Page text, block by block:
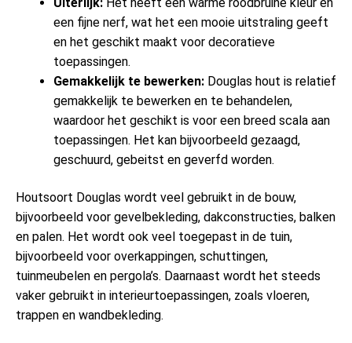
Uiterlijk: Het heeft een warme roodbruine kleur en
een fijne nerf, wat het een mooie uitstraling geeft
en het geschikt maakt voor decoratieve
toepassingen.
Gemakkelijk te bewerken: Douglas hout is relatief
gemakkelijk te bewerken en te behandelen,
waardoor het geschikt is voor een breed scala aan
toepassingen. Het kan bijvoorbeeld gezaagd,
geschuurd, gebeitst en geverfd worden.
Houtsoort Douglas wordt veel gebruikt in de bouw,
bijvoorbeeld voor gevelbekleding, dakconstructies, balken
en palen. Het wordt ook veel toegepast in de tuin,
bijvoorbeeld voor overkappingen, schuttingen,
tuinmeubelen en pergola’s. Daarnaast wordt het steeds
vaker gebruikt in interieurtoepassingen, zoals vloeren,
trappen en wandbekleding.